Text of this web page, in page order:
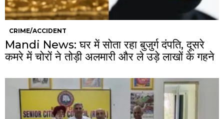
CRIME/ACCIDENT
Mandi News: घर में सोता रहा बुजुर्ग दंपति, दूसरे
कमरे में चोरों ने तोड़ी अलमारी और ले उड़े लाखों के गहने